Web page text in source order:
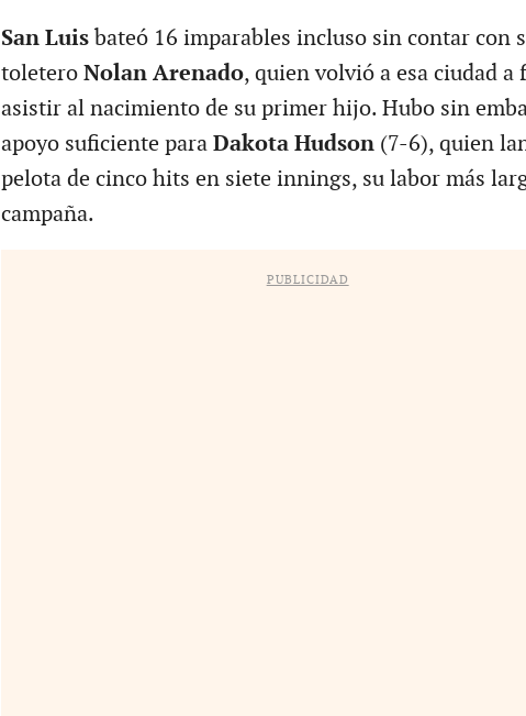
San Luisbateó 16 imparables incluso sin contar con
toletero Nolan Arenado, quien volvió a esa ciudad a
asistir al nacimiento de su primer hijo. Hubo sin
apoyo suficiente para Dakota Hudson(7-6), quien
pelota de cinco hits en siete innings, su labor más
campaña.
PUBLICIDAD